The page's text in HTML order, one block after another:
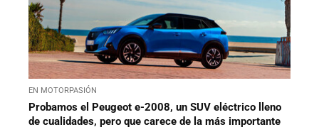
EN MOTORPASIÓN
Probamos el Peugeot e-2008, un SUV eléctrico lleno
de cualidades, pero que carece de la más importante